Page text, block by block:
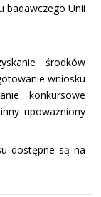
badawczego Unii
środków
wniosku
konkursowe
upoważniony
dostępne są na